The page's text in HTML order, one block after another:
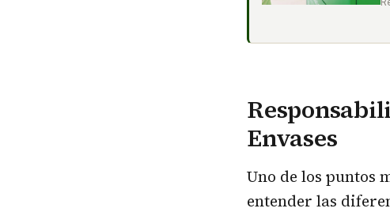
Envases
Uno de los puntos
entender las